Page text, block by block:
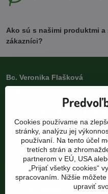
Ako sú s našimi produktmi
zákazníci?
Bc. Veronika Flašková
ČSA 7, 977 01
pod bránou, 1. poschodie
0905 110 920
pracovné dni 9:00-15:00
Kontaktný formulár
Cookies používame na
stránky, analýzu jej
používaní. Na tento účel
tretích strán a
partnerom v EÚ, USA
„Prijať všetky cookies“
spracovaním. Nižšie
upraviť